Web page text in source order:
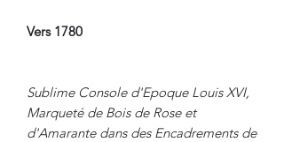
Vers 1780
Sublime Console d'Epoque Louis XVI,
Marqueté de Bois de Rose et
d'Amarante dans des Encadrements de